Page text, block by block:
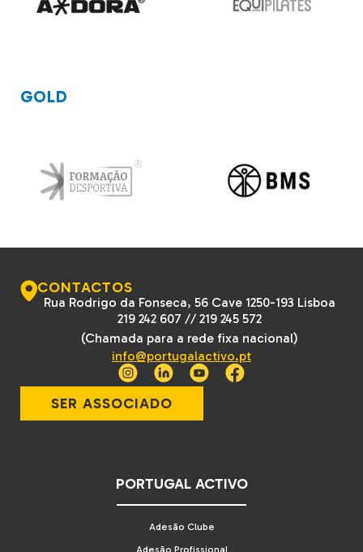
GOLD
CONTACTOS
Rua Rodrigo da Fonseca, 56 Cave 1250-193 Lisboa
219 242 607 //219 245 572
(Chamada para a rede fixa nacional)
info@portugalactivo.pt
SER ASSOCIADO
PORTUGAL ACTIVO
Adesão Clube
Adesão Profissional